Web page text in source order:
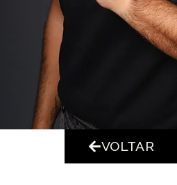
VOLTAR